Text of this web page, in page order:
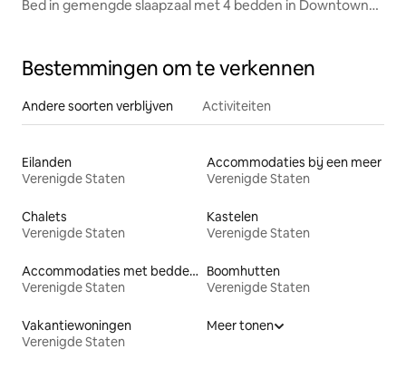
Bed in gemengde slaapzaal met 4 bedden in Downtown
Bestemmingen om te verkennen
Andere soorten verblijven Activiteiten
Eilanden
Verenigde Staten
Accommodaties bij een meer
Verenigde Staten
Chalets
Verenigde Staten
Kastelen
Verenigde Staten
Accommodaties met bedden op toegankelijke hoogte
Verenigde Staten
Boomhutten
Verenigde Staten
Vakantiewoningen
Verenigde Staten
Meer tonen